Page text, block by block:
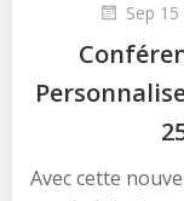
Sep 15
Avec cette